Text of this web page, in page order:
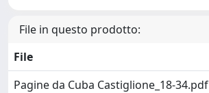
File in questo prodotto:
File
Pagine da Cuba Castiglione_18-34.pdf